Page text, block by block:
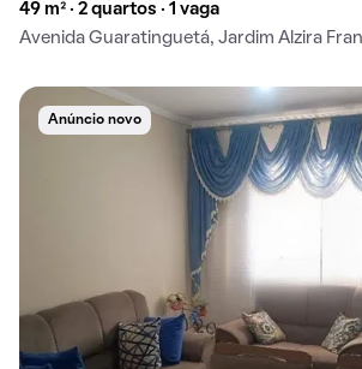
49 m² · 2 quartos · 1 vaga
Avenida Guaratinguetá, Jardim Alzira
Anúncio novo